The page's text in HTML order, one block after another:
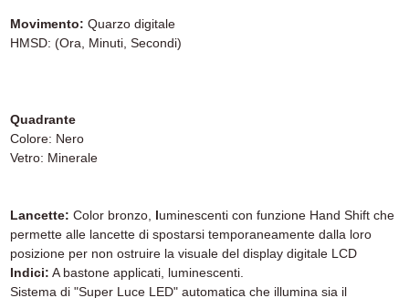
Movimento: Quarzo digitale
HMSD: (Ora, Minuti, Secondi)
Quadrante
Colore: Nero
Vetro: Minerale
Lancette: Color bronzo, luminescenti con funzione Hand Shift che
permette alle lancette di spostarsi temporaneamente dalla loro
posizione per non ostruire la visuale del display digitale LCD
Indici: A bastone applicati, luminescenti.
Sistema di "Super Luce LED" automatica che illumina sia il